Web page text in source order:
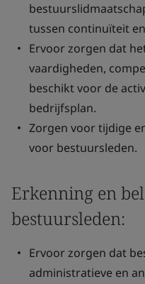
tussen continuïteit
Ervoor zorgen dat
vaardigheden,
beschikt voor de
bedrijfsplan.
Zorgen voor tijdige
voor bestuursleden.
Erkenning en
bestuursleden:
Ervoor zorgen dat
administratieve en